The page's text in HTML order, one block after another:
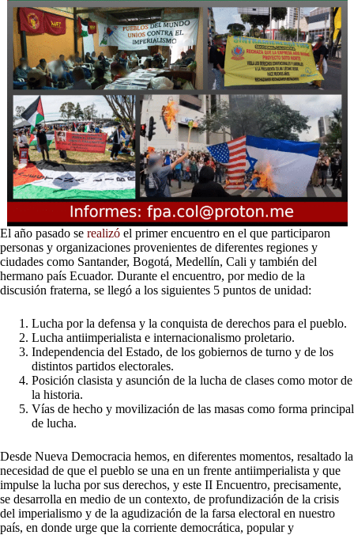
El año pasado se realizó el primer encuentro en el que participaron
personas y organizaciones provenientes de diferentes regiones y
ciudades como Santander, Bogotá, Medellín, Cali y también del
hermano país Ecuador. Durante el encuentro, por medio de la
discusión fraterna, se llegó a los siguientes 5 puntos de unidad:
Lucha por la defensa y la conquista de derechos para el pueblo.
Lucha antiimperialista e internacionalismo proletario.
Independencia del Estado, de los gobiernos de turno y de los
distintos partidos electorales.
Posición clasista y asunción de la lucha de clases como motor de
la historia.
Vías de hecho y movilización de las masas como forma principal
de lucha.
Desde Nueva Democracia hemos, en diferentes momentos, resaltado la
necesidad de que el pueblo se una en un frente antiimperialista y que
impulse la lucha por sus derechos, y este II Encuentro, precisamente,
se desarrolla en medio de un contexto, de profundización de la crisis
del imperialismo y de la agudización de la farsa electoral en nuestro
país, en donde urge que la corriente democrática, popular y